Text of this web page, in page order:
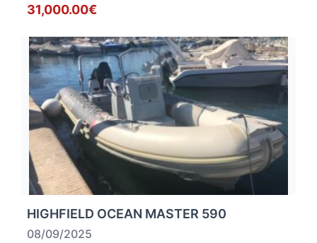
31,000.00€
HIGHFIELD OCEAN MASTER 590
08/09/2025